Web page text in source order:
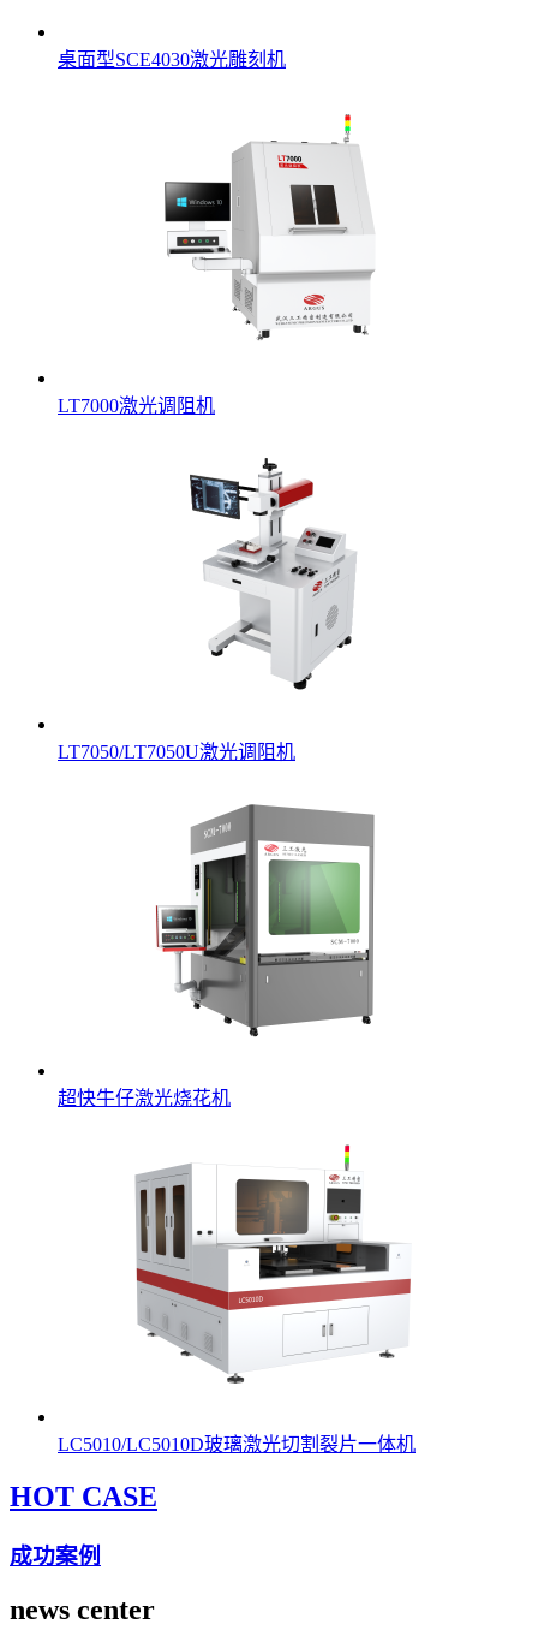
桌面型SCE4030激光雕刻机
LT7000激光调阻机
LT7050/LT7050U激光调阻机
超快牛仔激光烧花机
LC5010/LC5010D玻璃激光切割裂片一体机
HOT CASE
成功案例
news center